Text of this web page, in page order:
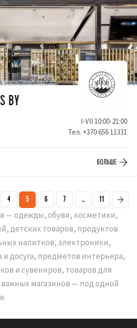
BY
I-VII 10:00-21:00
Тел. +370 656 11331
БОЛЬШЕ
4 5 6 7 ... 11
— одежды, обуви, косметики,
детских товаров, продуктов
напитков, электроники,
и досуга, предметов интерьера,
и сувениров, товаров для
магазинов — под одной